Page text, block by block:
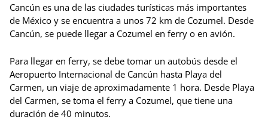
Cancún es una de las ciudades turísticas más importantes
de México y se encuentra a unos 72 km de Cozumel. Desde
Cancún, se puede llegar a Cozumel en ferry o en avión.
Para llegar en ferry, se debe tomar un autobús desde el
Aeropuerto Internacional de Cancún hasta Playa del
Carmen, un viaje de aproximadamente 1 hora. Desde Playa
del Carmen, se toma el ferry a Cozumel, que tiene una
duración de 40 minutos.